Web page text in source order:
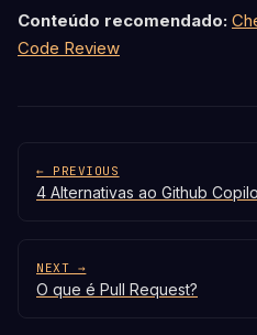
Conteúdo recomendado:
Code Review
← PREVIOUS
4 Alternativas ao Github
NEXT →
O que é Pull Request?